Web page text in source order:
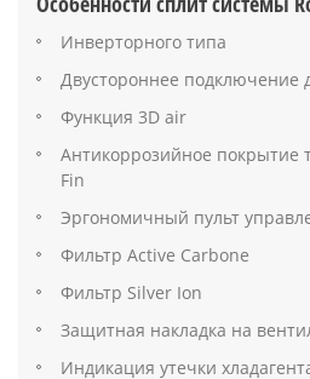
Инверторного типа
Двустороннее подключение
Функция 3D air
Антикоррозийное покрытие
Fin
Эргономичный пульт
Фильтр Active Carbone
Фильтр Silver Ion
Защитная накладка на
Индикация утечки